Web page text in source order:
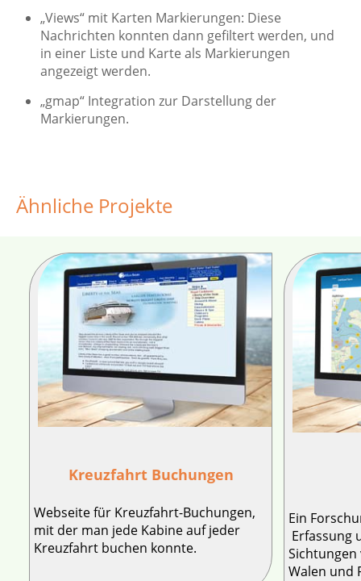
„Views“ mit Karten Markierungen: Diese
Nachrichten konnten dann gefiltert werden, und
in einer Liste und Karte als Markierungen
angezeigt werden.
„gmap“ Integration zur Darstellung der
Markierungen.
Ähnliche Projekte
Kreuzfahrt Buchungen
Webseite für Kreuzfahrt-Buchungen,
mit der man jede Kabine auf jeder
Kreuzfahrt buchen konnte.
Ein
Erfassung
Walen und